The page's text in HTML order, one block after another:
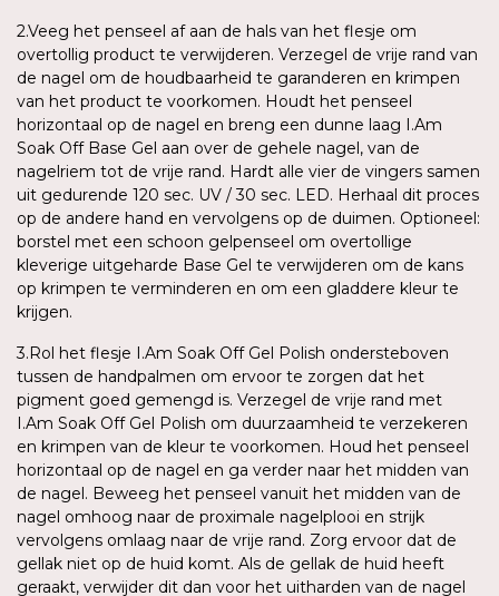
2.Veeg het penseel af aan de hals van het flesje om
overtollig product te verwijderen. Verzegel de vrije rand van
de nagel om de houdbaarheid te garanderen en krimpen
van het product te voorkomen. Houdt het penseel
horizontaal op de nagel en breng een dunne laag I.Am
Soak Off Base Gel aan over de gehele nagel, van de
nagelriem tot de vrije rand. Hardt alle vier de vingers samen
uit gedurende 120 sec. UV / 30 sec. LED. Herhaal dit proces
op de andere hand en vervolgens op de duimen. Optioneel:
borstel met een schoon gelpenseel om overtollige
kleverige uitgeharde Base Gel te verwijderen om de kans
op krimpen te verminderen en om een gladdere kleur te
krijgen.
3.Rol het flesje I.Am Soak Off Gel Polish ondersteboven
tussen de handpalmen om ervoor te zorgen dat het
pigment goed gemengd is. Verzegel de vrije rand met
I.Am Soak Off Gel Polish om duurzaamheid te verzekeren
en krimpen van de kleur te voorkomen. Houd het penseel
horizontaal op de nagel en ga verder naar het midden van
de nagel. Beweeg het penseel vanuit het midden van de
nagel omhoog naar de proximale nagelplooi en strijk
vervolgens omlaag naar de vrije rand. Zorg ervoor dat de
gellak niet op de huid komt. Als de gellak de huid heeft
geraakt, verwijder dit dan voor het uitharden van de nagel